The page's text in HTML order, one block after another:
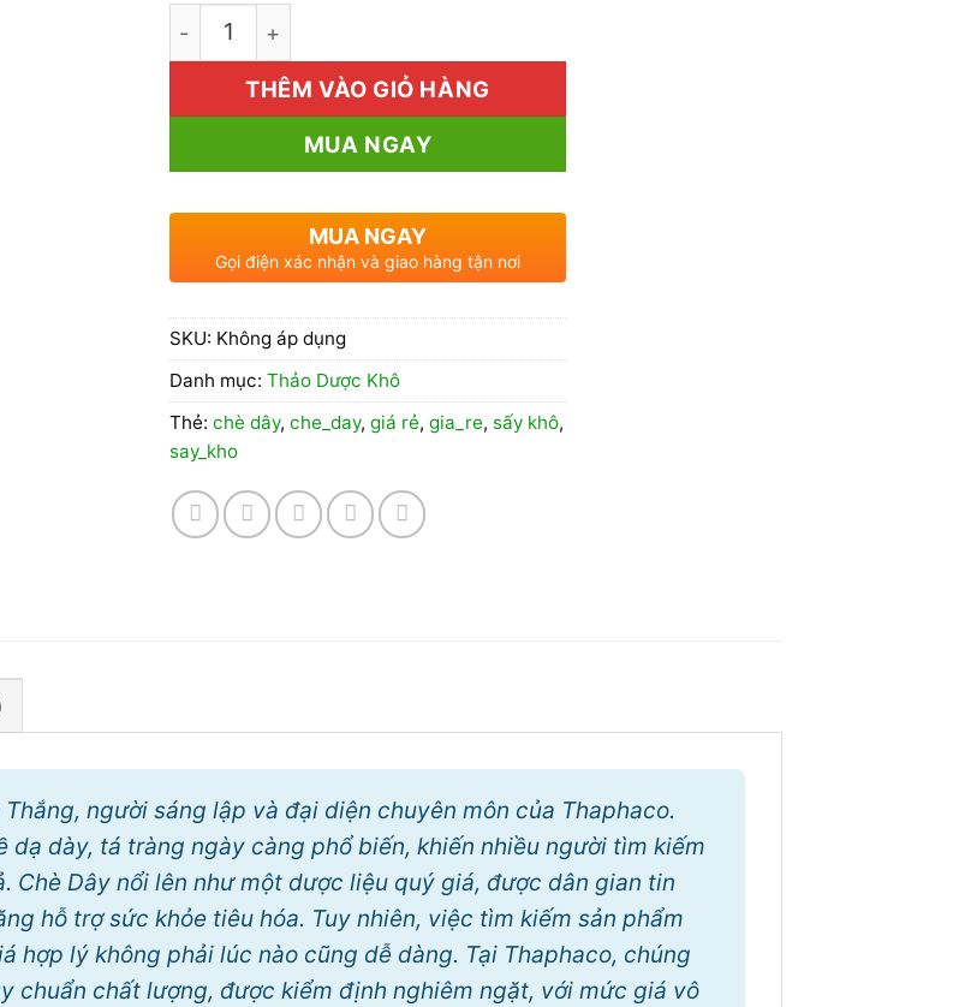
1kg Chè Dây Giá Rẻ số lượng
THÊM VÀO GIỎ HÀNG
MUA NGAY
MUA NGAY
Gọi điện xác nhận và giao hàng tận nơi
SKU: Không áp dụng
Danh mục: Thảo Dược Khô
Thẻ: chè dây, che_day, giá rẻ, gia_re, sấy khô,
say_kho
người sáng lập và đại diện chuyên môn của Thaphaco.
dạ dày, tá tràng ngày càng phổ biến, khiến nhiều người tìm kiếm
Chè Dây nổi lên như một dược liệu quý giá, được dân gian tin
hỗ trợ sức khỏe tiêu hóa. Tuy nhiên, việc tìm kiếm sản phẩm
hợp lý không phải lúc nào cũng dễ dàng. Tại Thaphaco, chúng
chuẩn chất lượng, được kiểm định nghiêm ngặt, với mức giá vô